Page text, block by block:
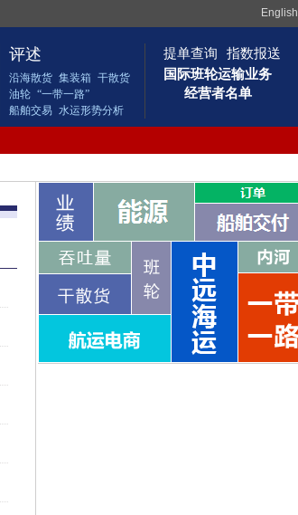
English
评述
沿海散货 集装箱 干散货
油轮 “一带一路”
船舶交易 水运形势分析
提单查询
指数报送
国际班轮运输业务
经营者名单